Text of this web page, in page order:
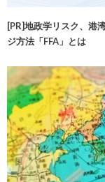
[PR]地政学リスク、港
ジ方法「FFA」とは